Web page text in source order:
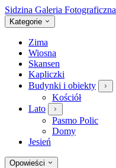
Sidzina Galeria Fotograficzna
Kategorie
Zima
Wiosna
Skansen
Kapliczki
Budynki i obiekty
Kościół
Lato
Pasmo Polic
Domy
Jesień
Opowieści